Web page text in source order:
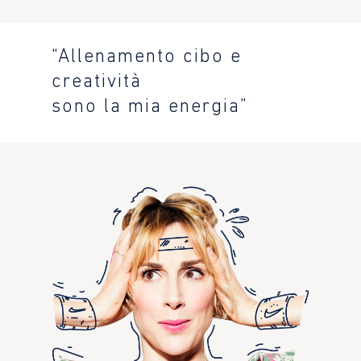
“Allenamento cibo e
creatività
sono la mia energia”